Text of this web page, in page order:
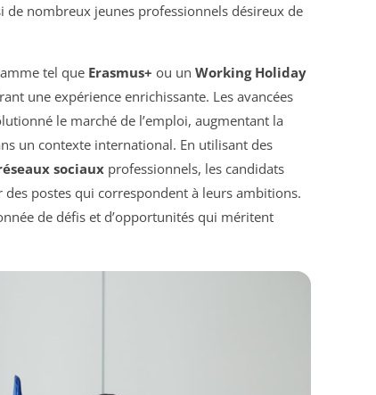
nombreux jeunes professionnels désireux de
tel que Erasmus+ ou un Working Holiday
une expérience enrichissante. Les avancées
le marché de l’emploi, augmentant la
un contexte international. En utilisant des
sociaux professionnels, les candidats
postes qui correspondent à leurs ambitions.
de défis et d’opportunités qui méritent